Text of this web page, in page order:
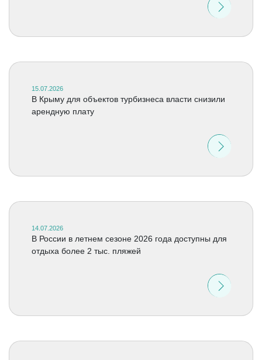
15.07.2026
В Крыму для объектов турбизнеса власти снизили
арендную плату
14.07.2026
В России в летнем сезоне 2026 года доступны для
отдыха более 2 тыс. пляжей